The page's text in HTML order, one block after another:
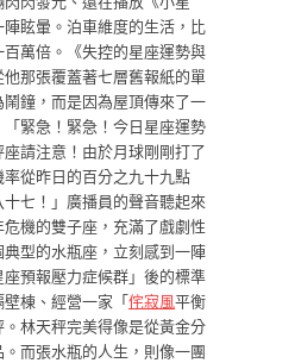
眩暈。泊車維度的生活，比
萬倍。《失控的星座運勢與
那張覆蓋著七層舊報紙的單
鐘，而是因為屋頂傳來了一
緊急！緊急！今日星座運勢
請注意！由於月球剛剛打了
從昨日的百分之九十九點
七！」廣播員的聲音聽起來
機的雙子座，充滿了戲劇性
型的水瓶座，立刻感到一陣
預報壓力症候群」後的標準
棟、經營一家「侘寂風平衡
林天秤完美得像是從黃金分
而張水瓶的人生，則像一團